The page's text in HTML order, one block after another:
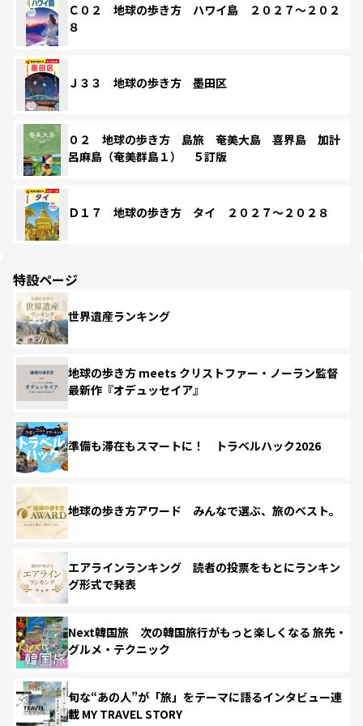
Ｃ０２ 地球の歩き方 ハワイ島 ２０２７～２０２
８
Ｊ３３ 地球の歩き方 墨田区
０２ 地球の歩き方 島旅 奄美大島 喜界島 加計
呂麻島（奄美群島１） ５訂版
Ｄ１７ 地球の歩き方 タイ ２０２７～２０２８
特設ページ
世界遺産ランキング
地球の歩き方 meets クリストファー・ノーラン監督
最新作『オデュッセイア』
準備も滞在もスマートに！ トラベルハック2026
地球の歩き方アワード みんなで選ぶ、旅のベスト。
エアラインランキング 読者の投票をもとにランキン
グ形式で発表
Next韓国旅 次の韓国旅行がもっと楽しくなる 旅先・
グルメ・テクニック
旬な“あの人”が「旅」をテーマに語るインタビュー連
載 MY TRAVEL STORY